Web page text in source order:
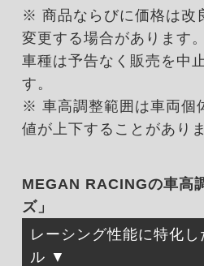
※ 商品ならびに価格は改
変更する場合があります
車種は予告なく販売を中
す。
※ 車高調整範囲は車両個
値が上下することがありま
MEGAN RACINGの車高
ズ」
レーシング性能に特化
ル